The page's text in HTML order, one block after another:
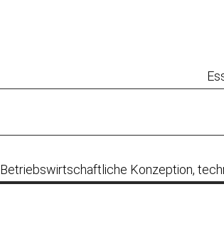
Betriebswirtschaftliche Konzeption,